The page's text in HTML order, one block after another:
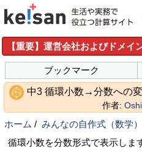
【重要】運営会社およびドメイ
ブックマーク
中3 循環小数→分数への
作者:
ホーム / みんなの自作式（数学）
循環小数を分数形式で表示しま